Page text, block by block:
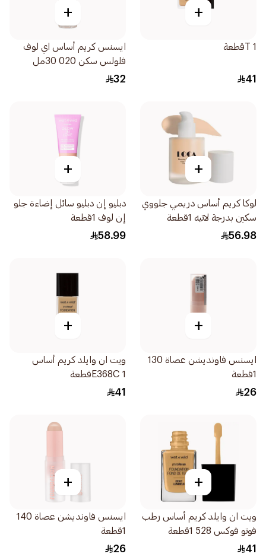
+
T 1قطعة
41
+
ايسنس كريم أساس اي لوف
فلولس سكن 020 30مل
32
+
لوكا كريم أساس دريمي جلووي
سكين بدرجة لاتيه 1قطعة
56.98
+
دبليو إن دبليو سائل إضاءة جلو
إن لوف 1قطعة
58.99
+
ايسنس فاونديشن عصاة 130
1قطعة
26
+
ويت ان وايلد كريم أساس
E368C 1قطعة
41
+
ويت ان وايلد كريم أساس رطب
فوتو فوكس 528 1قطعة
41
+
ايسنس فاونديشن عصاة 140
1قطعة
26